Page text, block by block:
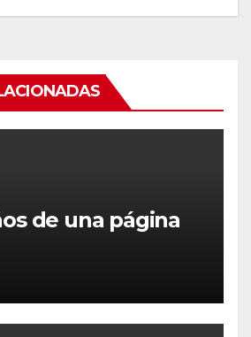
de una página